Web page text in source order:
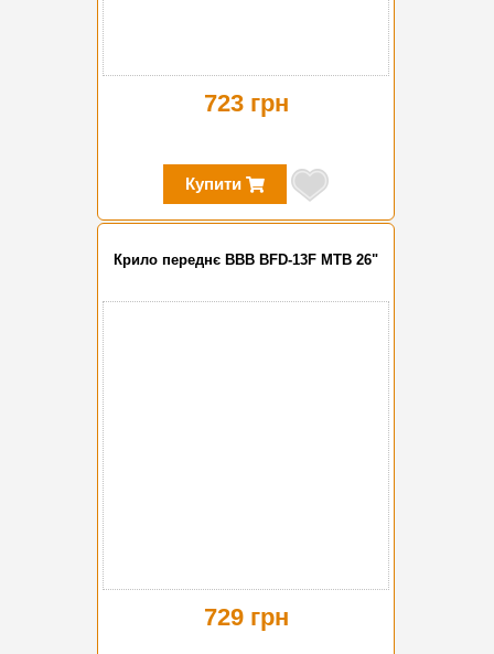
723 грн
Купити
Крило переднє BBB BFD-13F MTB 26"
729 грн